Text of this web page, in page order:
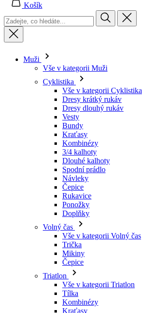
Košík
Muži
Vše v kategorii Muži
Cyklistika
Vše v kategorii Cyklistika
Dresy krátký rukáv
Dresy dlouhý rukáv
Vesty
Bundy
Kraťasy
Kombinézy
3/4 kalhoty
Dlouhé kalhoty
Spodní prádlo
Návleky
Čepice
Rukavice
Ponožky
Doplňky
Volný čas
Vše v kategorii Volný čas
Trička
Mikiny
Čepice
Triatlon
Vše v kategorii Triatlon
Tílka
Kombinézy
Kraťasy